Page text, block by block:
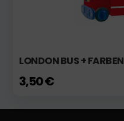
LONDON BUS + FARBEN
3,50 €